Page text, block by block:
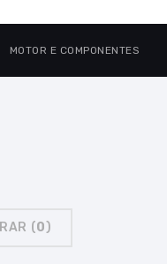
MOTOR E COMPONENTES
COMPARAR (0)